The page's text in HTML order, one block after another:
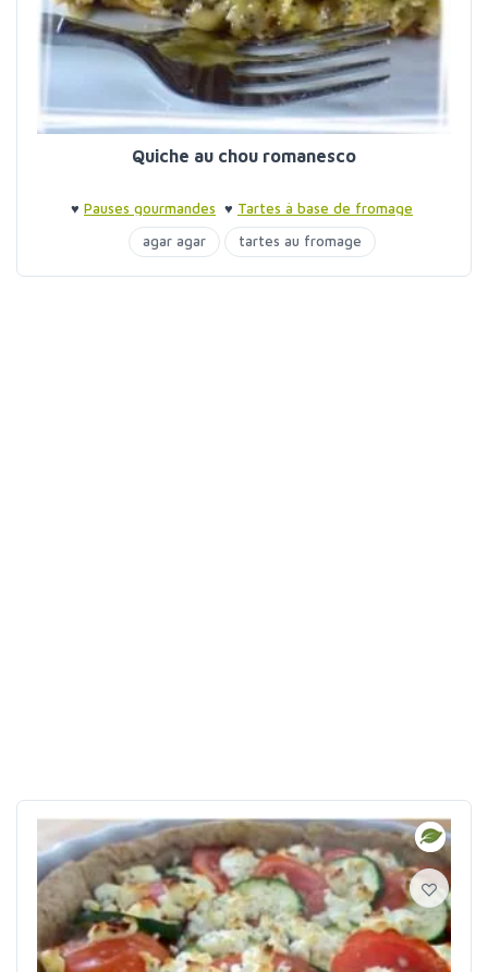
Quiche au chou romanesco
♥ Pauses gourmandes ♥ Tartes à base de fromage
agar agar
tartes au fromage